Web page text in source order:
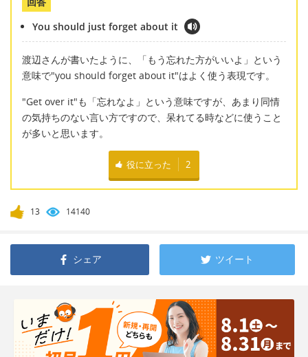
You should just forget about it
渡辺さんが書いたように、「もう忘れた方がいいよ」という
意味で"you should forget about it"はよく使う表現です。
"Get over it"も「忘れなよ」という意味ですが、あまり同情
の気持ちのない言い方ですので、呆れてる時などに使うこと
が多いと思います。
役に立った 2
13 14140
シェア ツイート